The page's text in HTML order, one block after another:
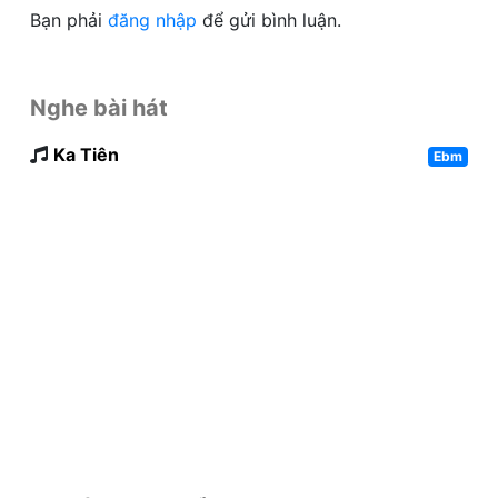
Bạn phải đăng nhập để gửi bình luận.
Nghe bài hát
Ka Tiên Ebm